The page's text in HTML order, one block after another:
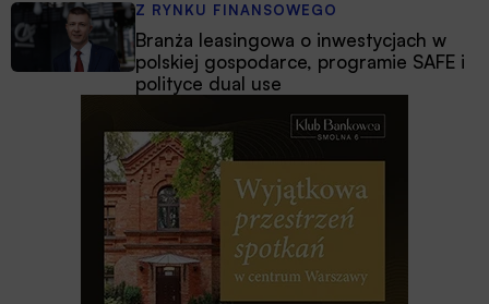
Z RYNKU FINANSOWEGO
Branża leasingowa o inwestycjach w
polskiej gospodarce, programie SAFE i
polityce dual use